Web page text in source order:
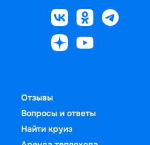
Отзывы
Вопросы и ответы
Найти круиз